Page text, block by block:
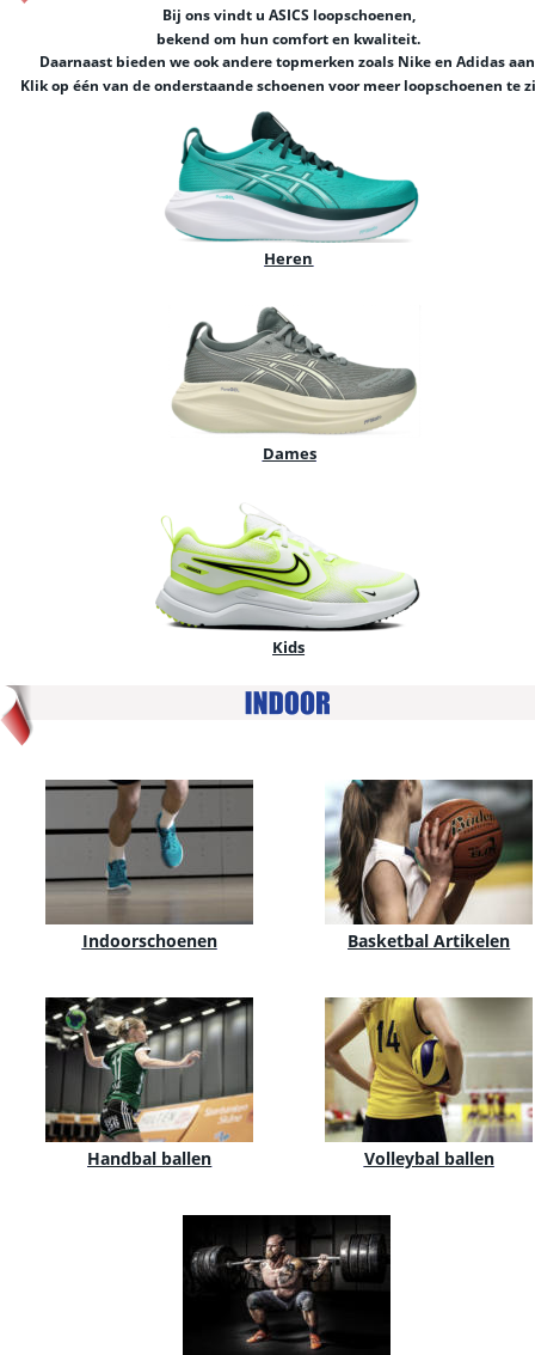
Heren
Dames
Kids
Indoorschoenen Basketbal Artikelen
Bij ons vindt u ASICS loopschoenen,
bekend om hun comfort en kwaliteit.
Daarnaast bieden we ook andere topmerken zoals Nike en Adidas
Klik op één van de onderstaande schoenen voor meer loopschoenen te
Handbal ballen Volleybal ballen